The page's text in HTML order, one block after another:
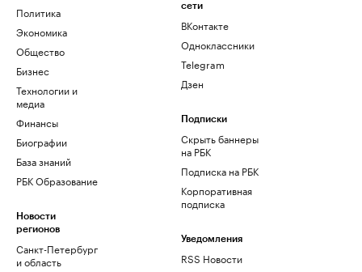
Политика
Экономика
Общество
Бизнес
Технологии и
медиа
Финансы
Биографии
База знаний
РБК Образование
Новости
регионов
Санкт-Петербург
и область
сети
ВКонтакте
Одноклассники
Telegram
Дзен
Подписки
Скрыть баннеры
на РБК
Подписка на РБК
Корпоративная
подписка
Уведомления
RSS Новости